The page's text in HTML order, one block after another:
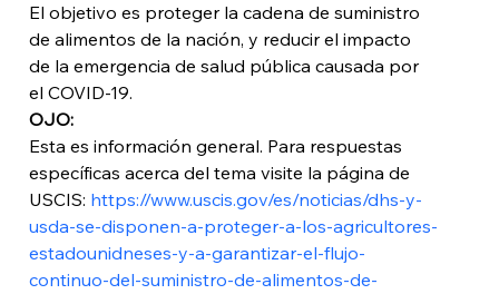
El objetivo es proteger la cadena de suministro
de alimentos de la nación, y reducir el impacto
de la emergencia de salud pública causada por
el COVID-19.
OJO:
Esta es información general. Para respuestas
específicas acerca del tema visite la página de
USCIS: https://www.uscis.gov/es/noticias/dhs-y-
usda-se-disponen-a-proteger-a-los-agricultores-
estadounidneses-y-a-garantizar-el-flujo-
continuo-del-suministro-de-alimentos-de-